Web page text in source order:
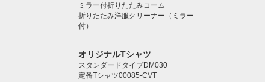
ミラー付折りたたみコーム
折りたたみ洋服クリーナー（ミラー
付）
オリジナルTシャツ
スタンダードタイプDM030
定番Tシャツ00085-CVT